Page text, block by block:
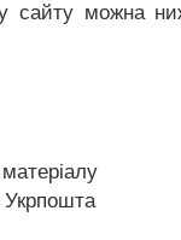
сайту можна